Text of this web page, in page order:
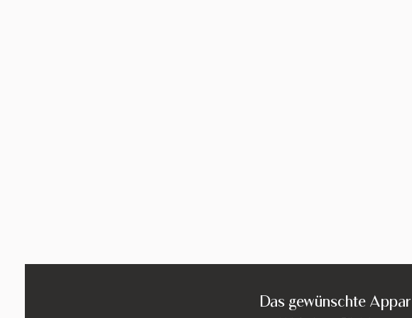
Das gewünschte